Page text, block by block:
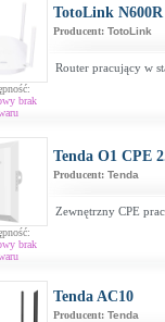
brak
TotoLink N600R
Producent: TotoLink
Router pracujący w
brak
Tenda O1 CPE
Producent: Tenda
Zewnętrzny CPE
Tenda AC10
Producent: Tenda